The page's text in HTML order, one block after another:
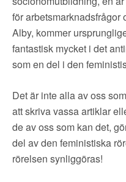
för arbetsmarknadsfrågor
Alby, kommer
fantastisk mycket i det
som en del i den
Det är inte alla av oss
att skriva vassa artiklar
de av oss som kan det,
del av den feministiska
rörelsen synliggöras!